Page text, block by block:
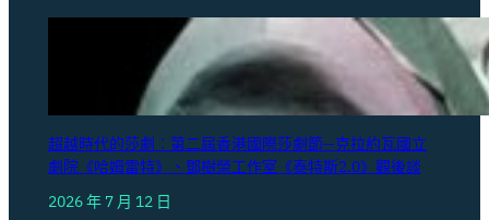
超越時代的莎劇︰第二屆香港國際莎劇節—克拉約瓦國立
劇院《哈姆雷特》、鄧樹榮工作室《泰特斯2.0》觀後談
2026 年 7 月 12 日